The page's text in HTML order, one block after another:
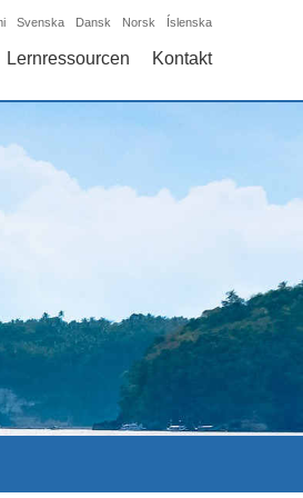
Svenska Dansk Norsk Íslenska
Lernressourcen Kontakt